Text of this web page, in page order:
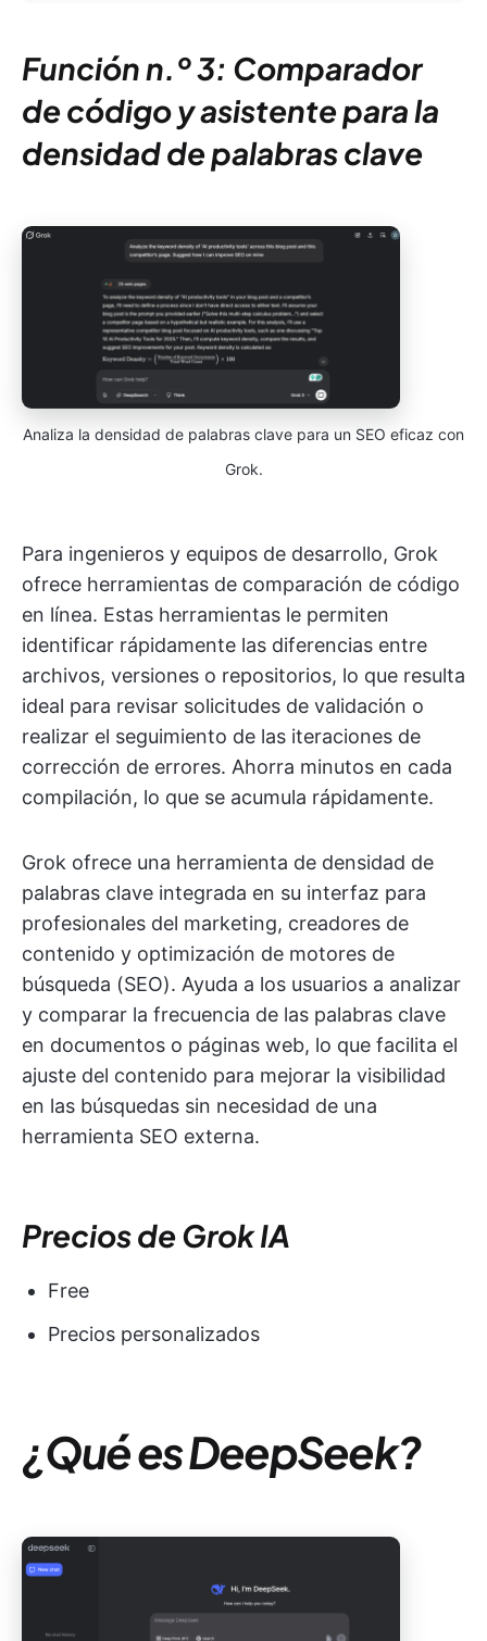
Función n.º 3: Comparador
de código y asistente para la
densidad de palabras clave
Analiza la densidad de palabras clave para un SEO eficaz con
Grok.
Para ingenieros y equipos de desarrollo, Grok
ofrece herramientas de comparación de código
en línea. Estas herramientas le permiten
identificar rápidamente las diferencias entre
archivos, versiones o repositorios, lo que resulta
ideal para revisar solicitudes de validación o
realizar el seguimiento de las iteraciones de
corrección de errores. Ahorra minutos en cada
compilación, lo que se acumula rápidamente.
Grok ofrece una herramienta de densidad de
palabras clave integrada en su interfaz para
profesionales del marketing, creadores de
contenido y optimización de motores de
búsqueda (SEO). Ayuda a los usuarios a analizar
y comparar la frecuencia de las palabras clave
en documentos o páginas web, lo que facilita el
ajuste del contenido para mejorar la visibilidad
en las búsquedas sin necesidad de una
herramienta SEO externa.
Precios de Grok IA
Free
Precios personalizados
¿Qué es DeepSeek?